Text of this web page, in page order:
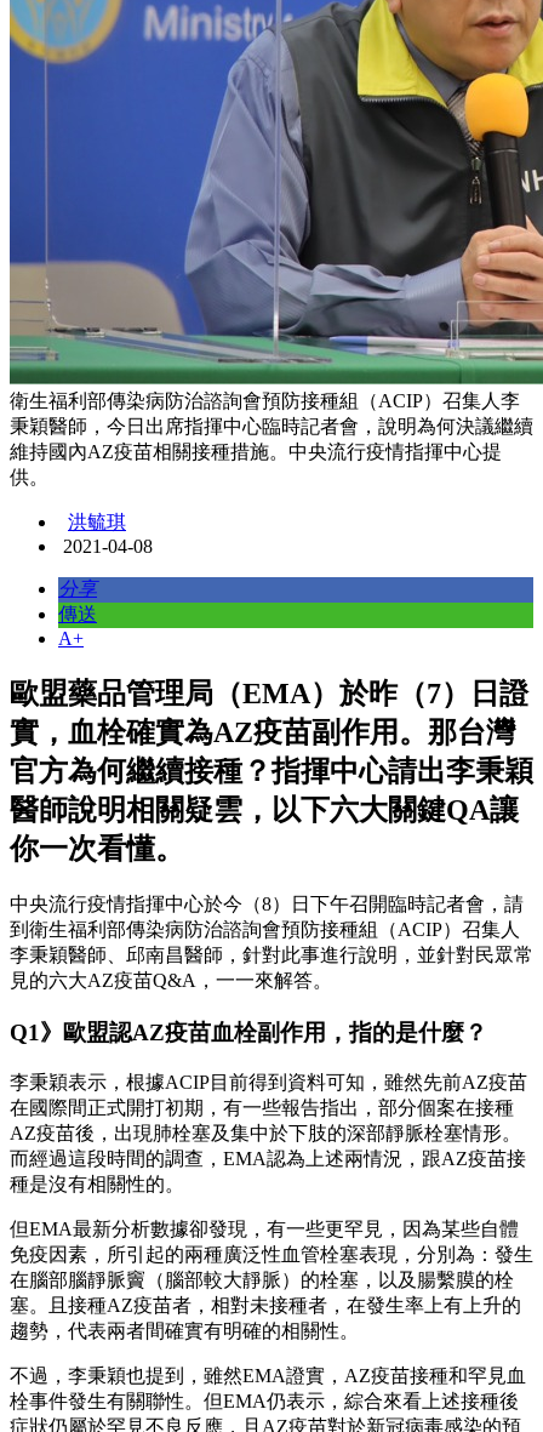
衛生福利部傳染病防治諮詢會預防接種組（ACIP）召集人李
秉穎醫師，今日出席指揮中心臨時記者會，說明為何決議繼續
維持國內AZ疫苗相關接種措施。中央流行疫情指揮中心提
供。
洪毓琪
2021-04-08
分享
傳送
A+
歐盟藥品管理局（EMA）於昨（7）日證
實，血栓確實為AZ疫苗副作用。那台灣
官方為何繼續接種？指揮中心請出李秉穎
醫師說明相關疑雲，以下六大關鍵QA讓
你一次看懂。
中央流行疫情指揮中心於今（8）日下午召開臨時記者會，請
到衛生福利部傳染病防治諮詢會預防接種組（ACIP）召集人
李秉穎醫師、邱南昌醫師，針對此事進行說明，並針對民眾常
見的六大AZ疫苗Q&A，一一來解答。
Q1》歐盟認AZ疫苗血栓副作用，指的是什麼？
李秉穎表示，根據ACIP目前得到資料可知，雖然先前AZ疫苗
在國際間正式開打初期，有一些報告指出，部分個案在接種
AZ疫苗後，出現肺栓塞及集中於下肢的深部靜脈栓塞情形。
而經過這段時間的調查，EMA認為上述兩情況，跟AZ疫苗接
種是沒有相關性的。
但EMA最新分析數據卻發現，有一些更罕見，因為某些自體
免疫因素，所引起的兩種廣泛性血管栓塞表現，分別為：發生
在腦部腦靜脈竇（腦部較大靜脈）的栓塞，以及腸繫膜的栓
塞。且接種AZ疫苗者，相對未接種者，在發生率上有上升的
趨勢，代表兩者間確實有明確的相關性。
不過，李秉穎也提到，雖然EMA證實，AZ疫苗接種和罕見血
栓事件發生有關聯性。但EMA仍表示，綜合來看上述接種後
症狀仍屬於罕見不良反應，且AZ疫苗對於新冠病毒感染的預